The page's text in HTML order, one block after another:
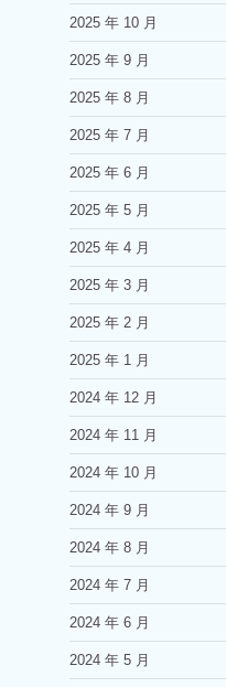
2025 年 10 月
2025 年 9 月
2025 年 8 月
2025 年 7 月
2025 年 6 月
2025 年 5 月
2025 年 4 月
2025 年 3 月
2025 年 2 月
2025 年 1 月
2024 年 12 月
2024 年 11 月
2024 年 10 月
2024 年 9 月
2024 年 8 月
2024 年 7 月
2024 年 6 月
2024 年 5 月